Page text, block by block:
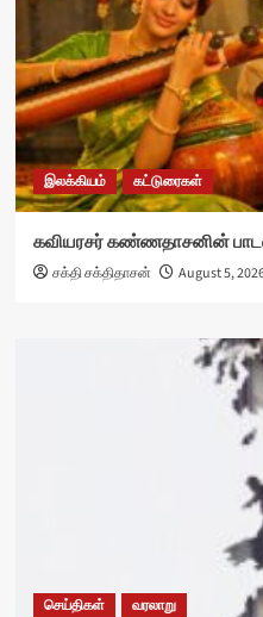
இலக்கியம் கட்டுரைகள்
கவியரசர் கண்ணதாசனின்
சக்தி சக்திதாசன் August 5,
செய்திகள் வரலாறு